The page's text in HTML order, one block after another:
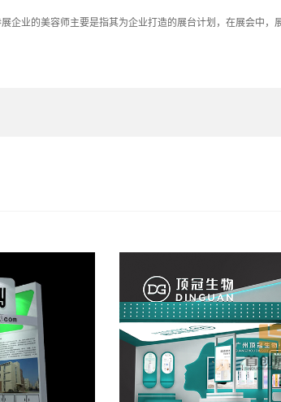
业的美容师主要是指其为企业打造的展台计划，在展会中，